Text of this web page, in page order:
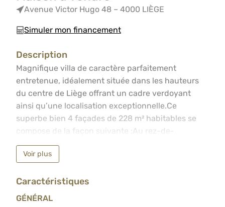
Avenue Victor Hugo 48 – 4000 LIÈGE
Simuler mon financement
Description
Magnifique villa de caractère parfaitement
Magnifique villa de caractère parfaitement
entretenue, idéalement située dans les hauteurs
du centre de Liège offrant un cadre verdoyant
ainsi qu’une localisation exceptionnelle.Ce
superbe bien 4 façades de 228 m² habitables se
compose de la façon suivante :Au rez-de-
chaussée, vous découvrirez un vaste hall d’entrée,
un salon ultra lumineux, une salle à manger, une
dressing de 12 m² pouvant offrir de multiples
possibilités d’aménagement ainsi que d’un WC
Voir plus
Caractéristiques
GÉNÉRAL